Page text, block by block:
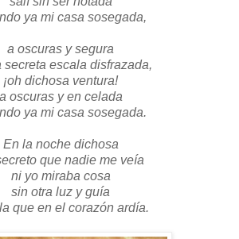
ya mi casa sosegada,
a oscuras y segura
secreta escala disfrazada,
¡oh dichosa ventura!
a oscuras y en celada
ya mi casa sosegada.
En la noche dichosa
que nadie me veía
ni yo miraba cosa
sin otra luz y guía
que en el corazón ardía.